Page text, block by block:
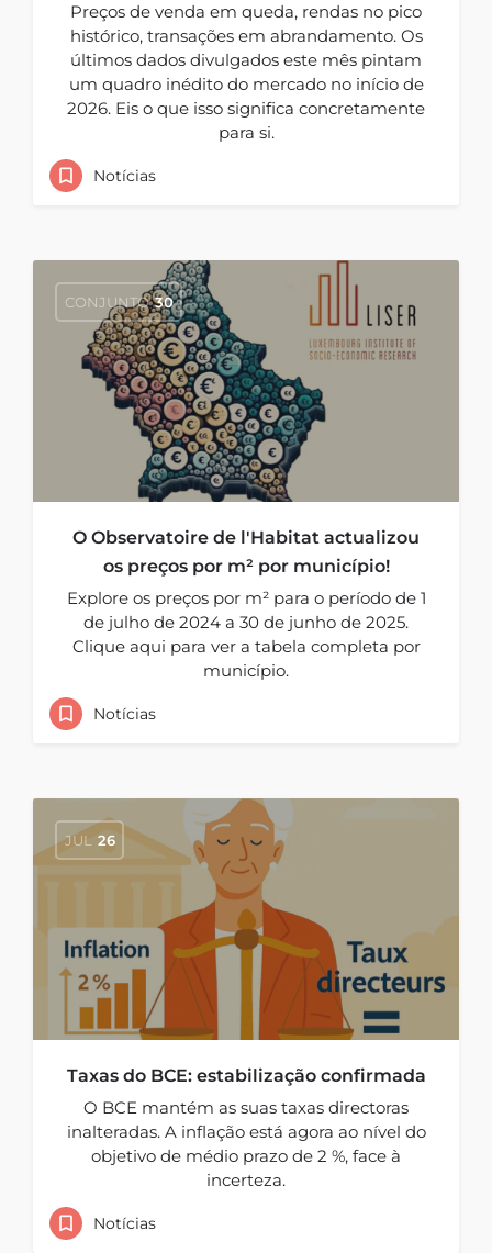
Preços de venda em queda, rendas no pico
histórico, transações em abrandamento. Os
últimos dados divulgados este mês pintam
um quadro inédito do mercado no início de
2026. Eis o que isso significa concretamente
para si.
Notícias
CONJUNTO 30
O Observatoire de l'Habitat actualizou
os preços por m² por município!
Explore os preços por m² para o período de 1
de julho de 2024 a 30 de junho de 2025.
Clique aqui para ver a tabela completa por
município.
Notícias
JUL 26
Taxas do BCE: estabilização confirmada
O BCE mantém as suas taxas directoras
inalteradas. A inflação está agora ao nível do
objetivo de médio prazo de 2 %, face à
incerteza.
Notícias